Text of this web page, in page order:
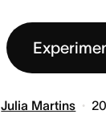
Julia Martins